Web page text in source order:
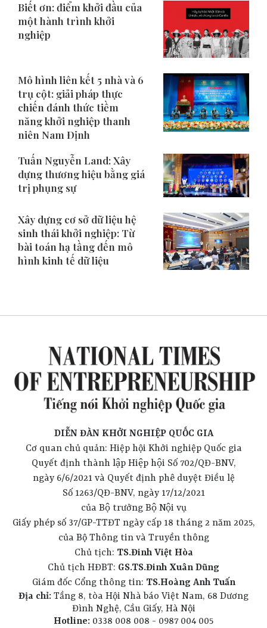
Biết ơn: điểm khởi đầu của
một hành trình khởi
nghiệp
Mô hình liên kết 5 nhà và 6
trụ cột: giải pháp thực
chiến đánh thức tiềm
năng khởi nghiệp thanh
niên Nam Định
Tuấn Nguyễn Land: Xây
dựng thương hiệu bằng giá
trị phụng sự
Xây dựng cơ sở dữ liệu hệ
sinh thái khởi nghiệp: Từ
bài toán hạ tầng đến mô
hình kinh tế dữ liệu
DIỄN ĐÀN KHỞI NGHIỆP QUỐC GIA
Cơ quan chủ quản: Hiệp hội Khởi nghiệp Quốc gia
Quyết định thành lập Hiệp hội Số 702/QĐ-BNV,
ngày 6/6/2021 và Quyết định phê duyệt Điều lệ
Số 1263/QĐ-BNV, ngày 17/12/2021
của Bộ trưởng Bộ Nội vụ
Giấy phép số 37/GP-TTĐT ngày cấp 18 tháng 2 năm 2025,
của Bộ Thông tin và Truyền thông
Chủ tịch: TS.Đinh Việt Hòa
Chủ tịch HĐBT: GS.TS.Đinh Xuân Dũng
Giám đốc Cổng thông tin: TS.Hoàng Anh Tuấn
Địa chỉ: Tầng 8, tòa Hội Nhà báo Việt Nam, 68 Dương
Đình Nghệ, Cầu Giấy, Hà Nội
Hotline: 0338 008 008 - 0987 004 005